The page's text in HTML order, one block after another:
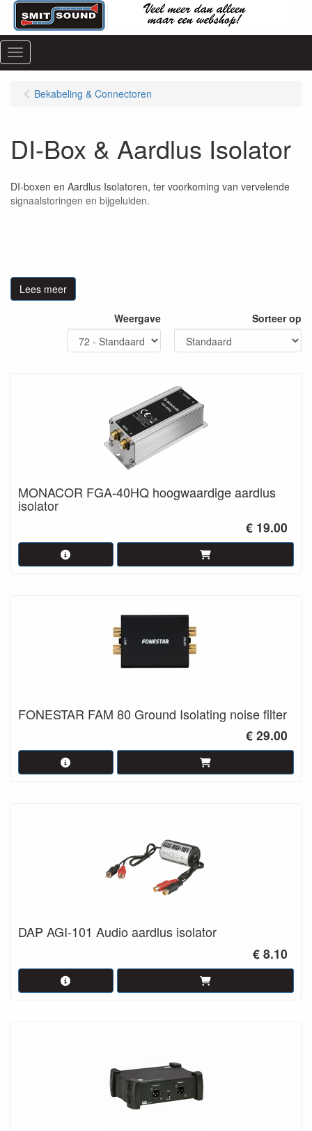
Menu
Bekabeling & Connectoren
DI-Box & Aardlus Isolator
DI-boxen en Aardlus Isolatoren, ter voorkoming van vervelende
signaalstoringen en bijgeluiden.
Lees meer
Weergave Sorteer op
MONACOR FGA-40HQ hoogwaardige aardlus
isolator
€ 19.00
FONESTAR FAM 80 Ground Isolating noise filter
€ 29.00
DAP AGI-101 Audio aardlus isolator
€ 8.10